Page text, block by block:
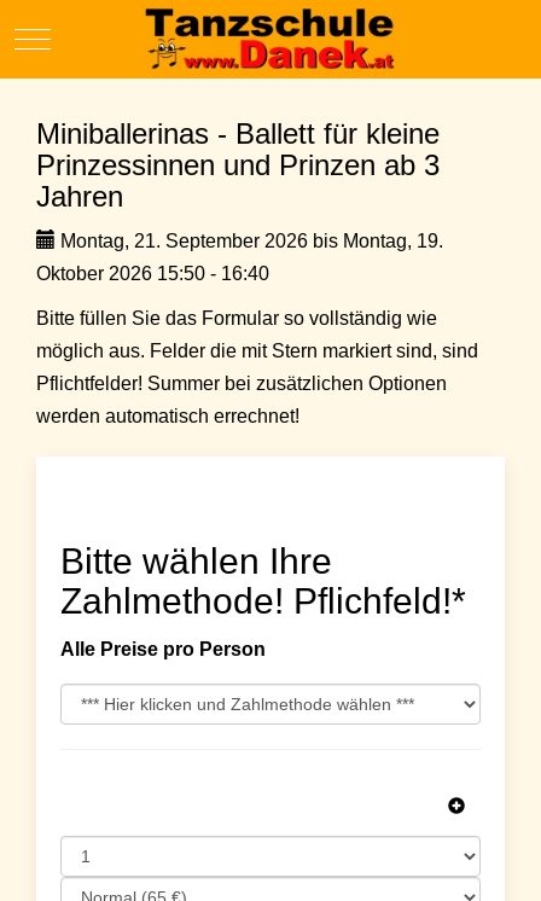
Mobile Menu Toggle
Miniballerinas - Ballett für kleine
Prinzessinnen und Prinzen ab 3
Jahren
Montag, 21. September 2026 bis Montag, 19.
Oktober 2026 15:50 - 16:40
Bitte füllen Sie das Formular so vollständig wie
möglich aus. Felder die mit Stern markiert sind, sind
Pflichtfelder! Summer bei zusätzlichen Optionen
werden automatisch errechnet!
Bitte wählen Ihre
Zahlmethode! Pflichfeld!*
Alle Preise pro Person